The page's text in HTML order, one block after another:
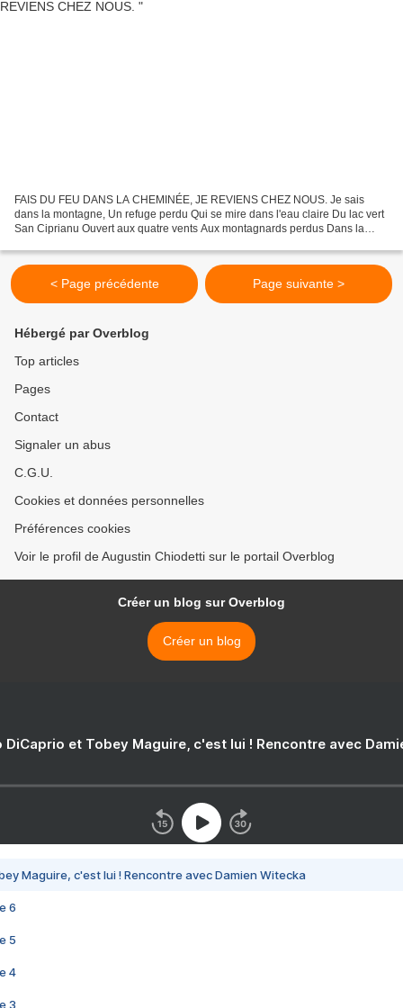
FAIS DU FEU DANS LA CHEMINÉE, JE REVIENS CHEZ NOUS. Je sais
dans la montagne, Un refuge perdu Qui se mire dans l'eau claire Du lac vert
San Ciprianu Ouvert aux quatre vents Aux montagnards perdus Dans la
< Page précédente Page suivante >
Hébergé par Overblog
Top articles
Pages
Contact
Signaler un abus
C.G.U.
Cookies et données personnelles
Préférences cookies
Voir le profil de Augustin Chiodetti sur le portail Overblog
Créer un blog sur Overblog
Créer un blog
DiCaprio et Tobey Maguire, c'est lui ! Rencontre avec
Maguire, c'est lui ! Rencontre avec Damien Witecka
6
5
4
3